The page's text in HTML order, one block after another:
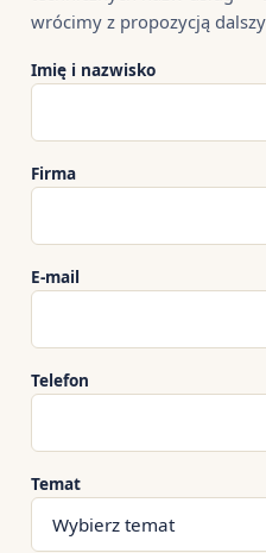
wrócimy z propozycją
Imię i nazwisko
Firma
E-mail
Telefon
Temat